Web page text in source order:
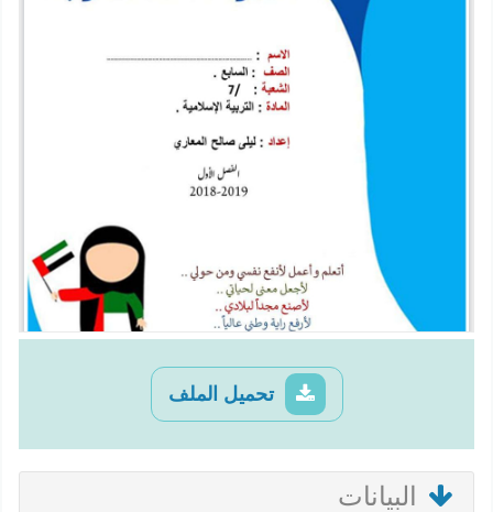
تحميل الملف
البيانات